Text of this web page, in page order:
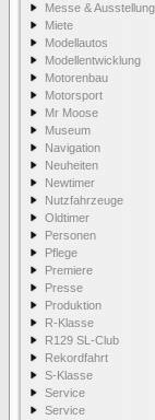
Messe & Ausstellung
Miete
Modellautos
Modellentwicklung
Motorenbau
Motorsport
Mr Moose
Museum
Navigation
Neuheiten
Newtimer
Nutzfahrzeuge
Oldtimer
Personen
Pflege
Premiere
Presse
Produktion
R-Klasse
R129 SL-Club
Rekordfahrt
S-Klasse
Service
Service